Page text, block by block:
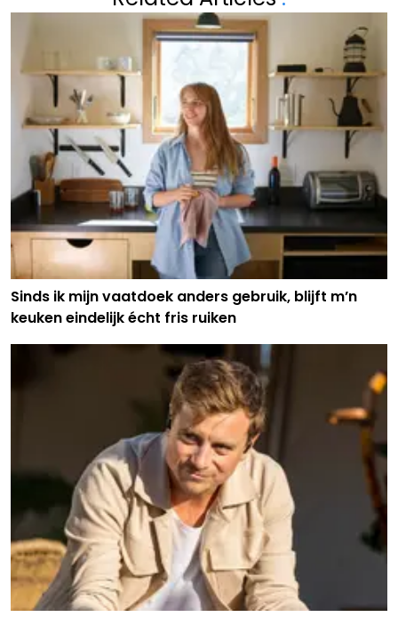
Sinds ik mijn vaatdoek anders gebruik, blijft m’n
keuken eindelijk écht fris ruiken